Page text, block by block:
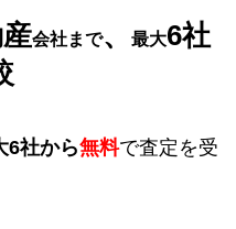
会社まで、 最大6社
6社から無料で査定を受